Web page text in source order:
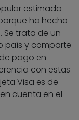
estimado
ha hecho
trata de un
país y comparte
pago en
con estas
Visa es de
cuenta en el